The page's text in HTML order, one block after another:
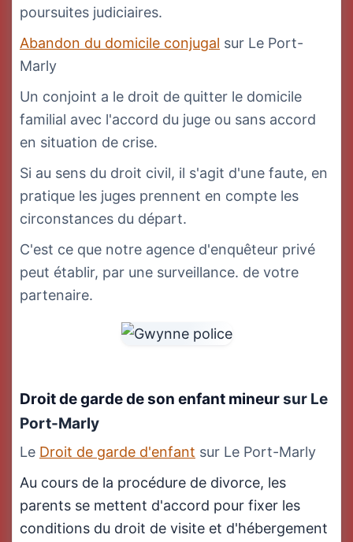
poursuites judiciaires.
Abandon du domicile conjugal sur Le Port-
Marly
Un conjoint a le droit de quitter le domicile
familial avec l'accord du juge ou sans accord
en situation de crise.
Si au sens du droit civil, il s'agit d'une faute, en
pratique les juges prennent en compte les
circonstances du départ.
C'est ce que notre agence d'enquêteur privé
peut établir, par une surveillance. de votre
partenaire.
Droit de garde de son enfant mineursur Le
Port-Marly
Le Droit de garde d'enfant sur Le Port-Marly
Au cours de la procédure de divorce, les
parents se mettent d'accord pour fixer les
conditions du droit de visite et d'hébergement